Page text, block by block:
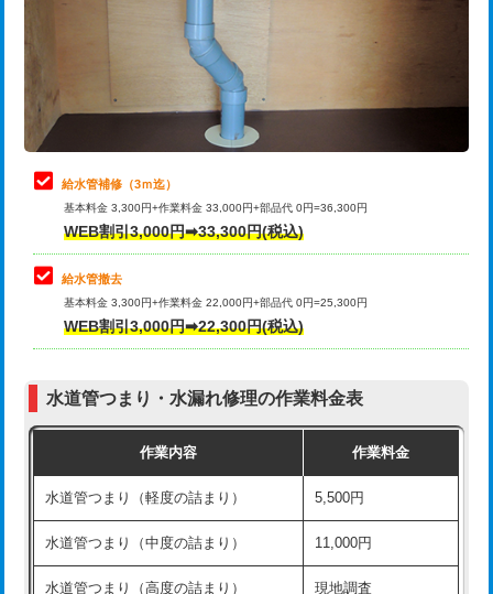
排水管工事（土の掘削・埋め戻し作
11,000円~
排水管工事（排水管工事/3ｍまで） 55,000円
排水管工事（追加 排水管工事/3ｍ超
マス交換（土の掘削・埋め戻し作業）
マス交換（深さ50㎝未満）
マス交換（深さ50㎝以上）
コンクリート斫り（厚さ10㎝まで）
モルタル補修（厚さ10㎝超え） 38,500円
洗面台設置 38,500円
化粧台設置 22,000円
8,800円
止水・漏水調査・防水処理・清掃・修
理・調整・分解・加工など（軽作業）
11,000円
止水・漏水調査・防水処理・清掃・修
理・調整・分解・加工など（中作業）
止水・漏水調査・防水処理・清掃・修
理・調整・分解・加工など（重作業）
33,000円
その他部品の脱着
交換・取付（タンク）
式）)
式・ワンホール）)
交換・取付(排水栓・排水トラップ
22,000円+材料費
給水管補修（3ｍ迄）
基本料金 3,300円+作業料金 33,000円+部品代 0円=36,300円
WEB割引3,000円➡33,300円(税込)
給水管撤去
基本料金 3,300円+作業料金 22,000円+部品代 0円=25,300円
WEB割引3,000円➡22,300円(税込)
水道管つまり・水漏れ修理の作業料金表
作業内容 作業料金
水道管つまり（軽度の詰まり） 5,500円
水道管つまり（中度の詰まり） 11,000円
水道管つまり（高度の詰まり） 現地調査